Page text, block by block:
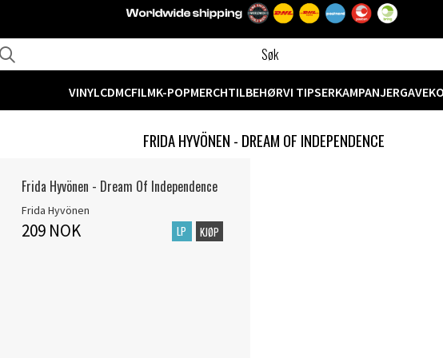
VINYLCDMCFILMK-POPMERCHTILBEHØRVI TIPSERKAMPANJER
FRIDA HYVÖNEN - DREAM OF INDEPENDENCE
Frida Hyvönen - Dream Of Independence
Frida Hyvönen
209 NOK LP KJØP